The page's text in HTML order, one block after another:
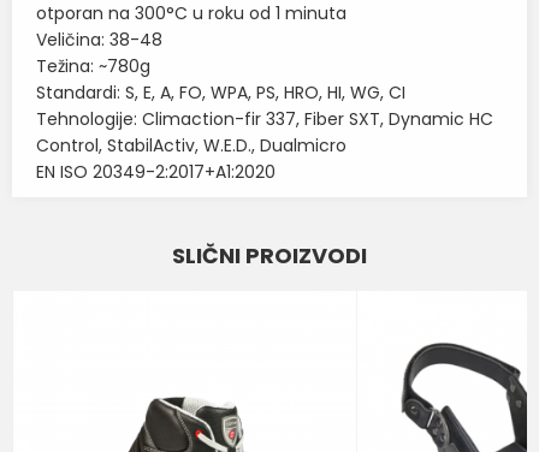
otporan na 300°C u roku od 1 minuta
Veličina: 38-48
Težina: ~780g
Standardi: S, E, A, FO, WPA, PS, HRO, HI, WG, CI
Tehnologije: Climaction-fir 337, Fiber SXT, Dynamic HC
Control, StabilActiv, W.E.D., Dualmicro
EN ISO 20349-2:2017+A1:2020
ZAŠTITNE CIPELE
NIVO ZAŠTITE OBUĆE
SLIČNI PROIZVODI